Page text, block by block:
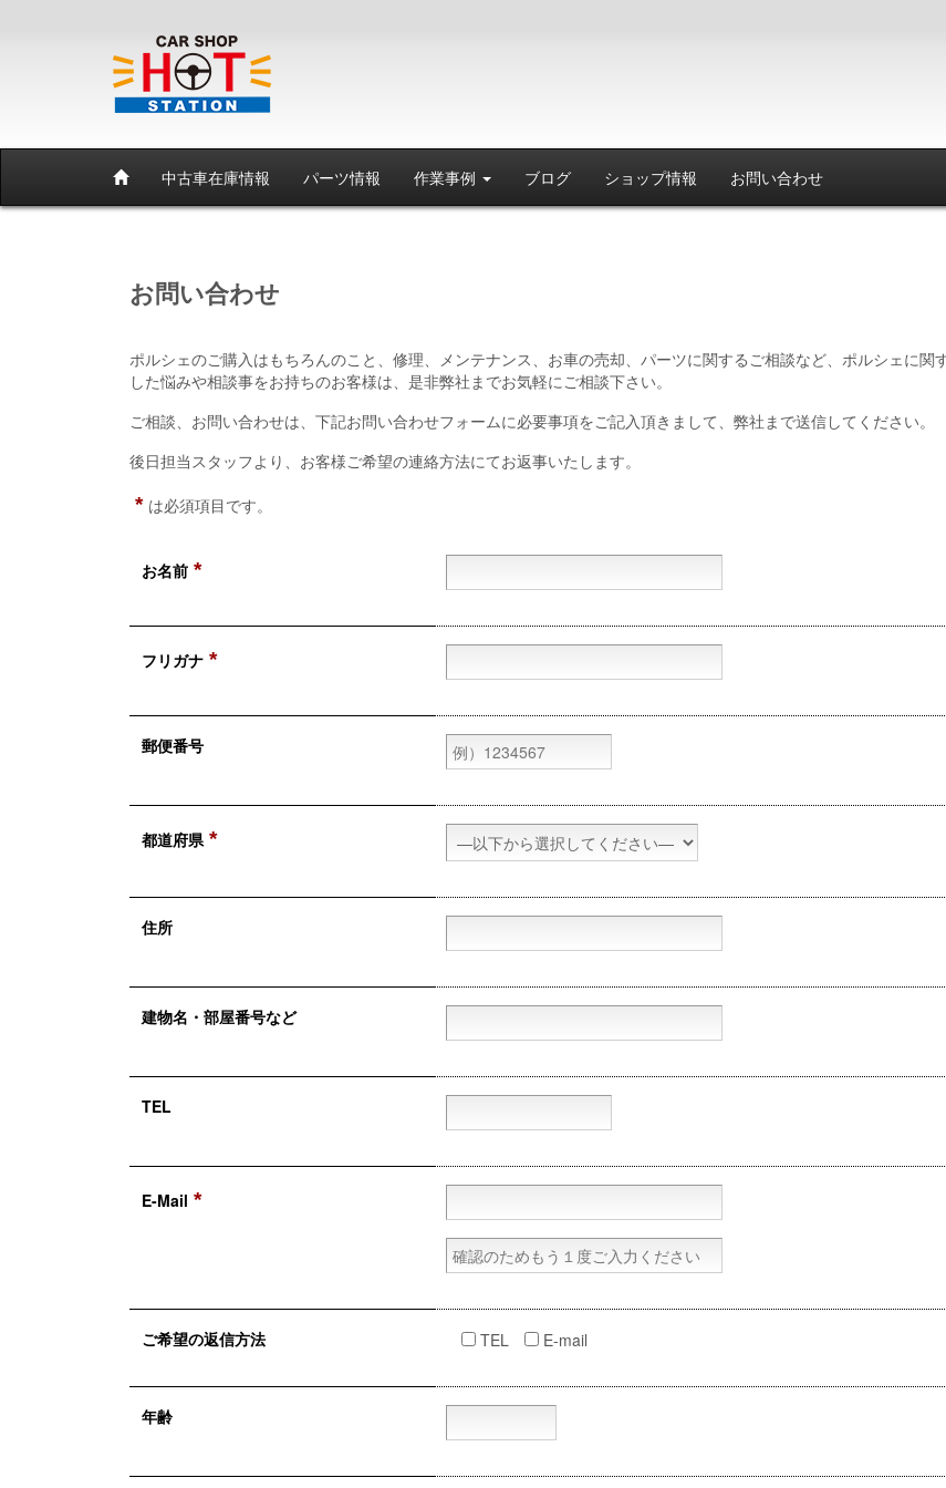
中古車在庫情報 パーツ情報 作業事例 ブログ ショップ情報 お問い合わせ
お問い合わせ
ポルシェのご購入はもちろんのこと、修理、メンテナンス、お車の売却、パーツに関するご相談など、ポルシェに関
した悩みや相談事をお持ちのお客様は、是非弊社までお気軽にご相談下さい。
ご相談、お問い合わせは、下記お問い合わせフォームに必要事項をご記入頂きまして、弊社まで送信してください。
後日担当スタッフより、お客様ご希望の連絡方法にてお返事いたします。
* は必須項目です。
お名前 *
フリガナ *
郵便番号
都道府県 *
住所
建物名・部屋番号など
TEL
E-Mail *
ご希望の返信方法 TEL E-mail
年齢